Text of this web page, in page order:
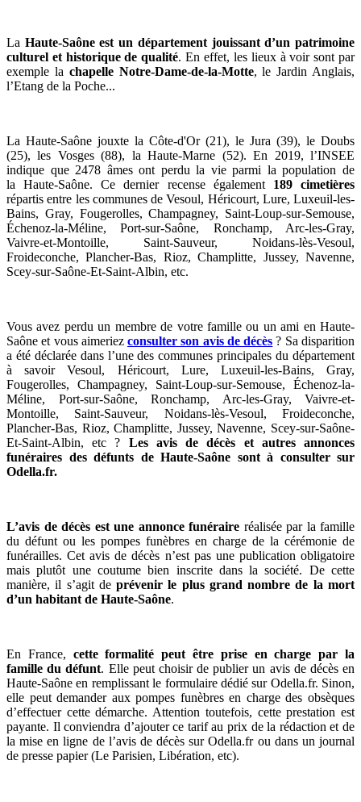
La Haute-Saône est un département jouissant d’un patrimoine
culturel et historique de qualité. En effet, les lieux à voir sont par
exemple la chapelle Notre-Dame-de-la-Motte, le Jardin Anglais,
l’Etang de la Poche...
La Haute-Saône jouxte la Côte-d'Or (21), le Jura (39), le Doubs
(25), les Vosges (88), la Haute-Marne (52). En 2019, l’INSEE
indique que 2478 âmes ont perdu la vie parmi la population de
la Haute-Saône. Ce dernier recense également189 cimetières
répartis entre les communes de Vesoul, Héricourt, Lure, Luxeuil-les-
Bains, Gray, Fougerolles, Champagney, Saint-Loup-sur-Semouse,
Échenoz-la-Méline, Port-sur-Saône, Ronchamp, Arc-les-Gray,
Vaivre-et-Montoille, Saint-Sauveur, Noidans-lès-Vesoul,
Froideconche, Plancher-Bas, Rioz, Champlitte, Jussey, Navenne,
Scey-sur-Saône-Et-Saint-Albin, etc.
Vous avez perdu un membre de votre famille ou un ami en Haute-
Saône et vous aimeriezconsulter son avis de décès ? Sa disparition
a été déclarée dans l’une des communes principales du département
à savoir Vesoul, Héricourt, Lure, Luxeuil-les-Bains, Gray,
Fougerolles, Champagney, Saint-Loup-sur-Semouse, Échenoz-la-
Méline, Port-sur-Saône, Ronchamp, Arc-les-Gray, Vaivre-et-
Montoille, Saint-Sauveur, Noidans-lès-Vesoul, Froideconche,
Plancher-Bas, Rioz, Champlitte, Jussey, Navenne, Scey-sur-Saône-
Et-Saint-Albin, etc ? Les avis de décès et autres annonces
funéraires des défunts de Haute-Saône sont à consulter sur
Odella.fr.
L’avis de décès est une annonce funéraire réalisée par la famille
du défunt ou les pompes funèbres en charge de la cérémonie de
funérailles. Cet avis de décès n’est pas une publication obligatoire
mais plutôt une coutume bien inscrite dans la société. De cette
manière, il s’agit deprévenir le plus grand nombre de la mort
d’un habitant de Haute-Saône.
En France, cette formalité peut être prise en charge par la
famille du défunt. Elle peut choisir de publier un avis de décès en
Haute-Saône en remplissant le formulaire dédié sur Odella.fr. Sinon,
elle peut demander aux pompes funèbres en charge des obsèques
d’effectuer cette démarche. Attention toutefois, cette prestation est
payante. Il conviendra d’ajouter ce tarif au prix de la rédaction et de
la mise en ligne de l’avis de décès sur Odella.fr ou dans un journal
de presse papier (Le Parisien, Libération, etc).